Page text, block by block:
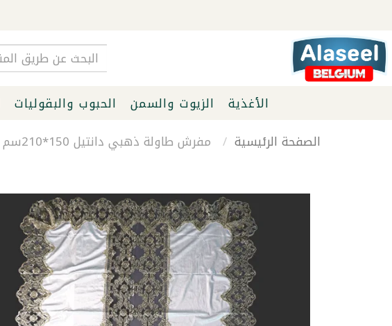
الأغذية الزيوت والسمن الحبوب والبقوليات
الصفحة الرئيسية
مفرش طاولة ذهبي دانتيل 150*210سم